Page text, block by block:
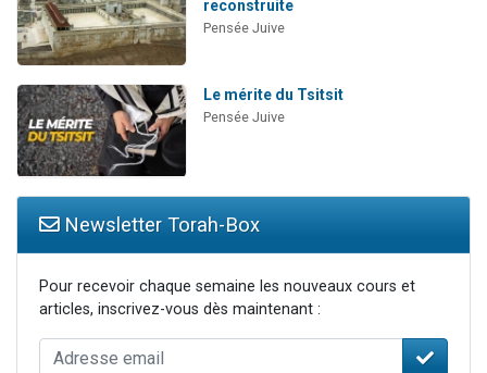
reconstruite
Pensée Juive
Le mérite du Tsitsit
Pensée Juive
Newsletter Torah-Box
Pour recevoir chaque semaine les nouveaux cours et
articles, inscrivez-vous dès maintenant :